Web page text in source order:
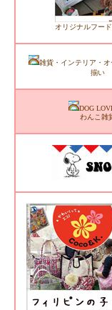
オリジナルフー
雑貨・インテリア・
揃い
DOG
わんこ雑